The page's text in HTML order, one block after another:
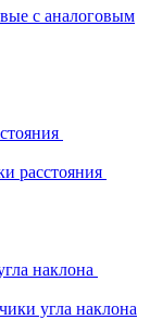
с аналоговым
расстояния
наклона
угла наклона